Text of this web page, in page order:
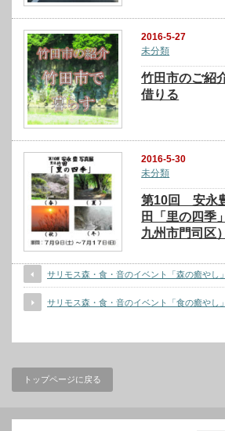
2016-5-27
未分類
竹田市のご紹
借りる
2016-5-30
未分類
第10回 安永
田「里の四季
九州市門司区）
サリモス森・食・音のイベント「森の癒やし」
サリモス森・食・音のイベント「食の癒やし」
トップページに戻る